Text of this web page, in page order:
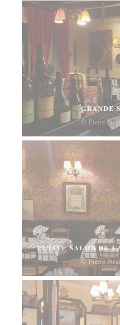
GRANDE
© Pierre
PETITE SALON DE
© Pierre